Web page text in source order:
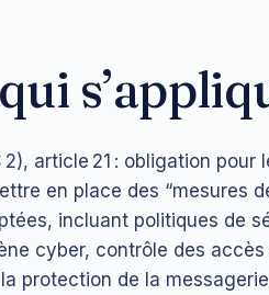
article 21 : obligation pour
en place des “mesures
incluant politiques de
cyber, contrôle des
protection de la